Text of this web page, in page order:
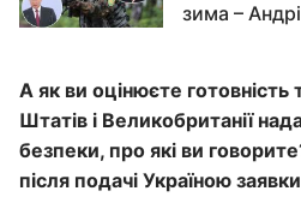
зима –
А як ви оцінюєте
Штатів і Великобританії
безпеки, про які ви
після подачі Україною